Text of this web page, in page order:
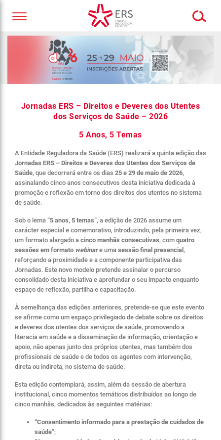
Jornadas ERS – Direitos e Deveres dos Utentes
dos Serviços de Saúde – 2026
5 Anos, 5 Temas
A Entidade Reguladora da Saúde (ERS) realizará a quinta edição das
Jornadas ERS – Direitos e Deveres dos Utentes dos Serviços de
Saúde, que decorrerá entre os dias 25 e 29 de maio de 2026,
assinalando cinco anos consecutivos desta iniciativa dedicada à
promoção e reflexão em torno dos direitos dos utentes no sistema
de saúde.
Sob o lema “5 anos, 5 temas”, a edição de 2026 assume um
carácter especial e comemorativo, introduzindo, pela primeira vez,
um formato alargado a cinco manhãs consecutivas, com quatro
sessões em formato webinare uma sessão final presencial ,
reforçando a proximidade e a componente participativa das
Jornadas. Este novo modelo pretende assinalar o percurso
consolidado desta iniciativa e aprofundar o seu impacto enquanto
espaço de reflexão, partilha e capacitação.
À semelhança das edições anteriores, pretende-se que este evento
se afirme como um espaço privilegiado de debate sobre os direitos
e deveres dos utentes dos serviços de saúde, promovendo a
literacia em saúde e a disseminação de informação, orientação e
apoio, não apenas junto dos próprios utentes, mas também dos
profissionais de saúde e de todos os agentes com intervenção,
direta ou indireta, no sistema de saúde.
Esta edição contemplará, assim, além da sessão de abertura
institucional, cinco momentos temáticos distribuídos ao longo de
cinco manhãs, dedicados às seguintes matérias:
“Consentimento informado para a prestação de cuidados de
saúde”;